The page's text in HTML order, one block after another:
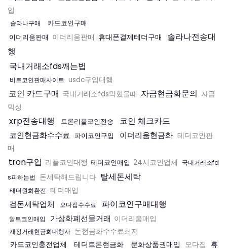
입
솔라나구매
카드코인구매
이더리움판매 이더리움판매 휴대폰결제테더구매
솔라나전송대
행
국내거래소fds깨는법
비트코인판매사이트 usdc구입대행
코인 카드구매 국내거래소fds막혔을때 자금현금화문의 자금
믹싱
xrp전송대행 트론리플코인전송 코인 체크카드
코인현금화수수료 파이코인구입 이더리움현금화 테더코인판
매
tron구입 리플코인대행 테더코인매입 24시코인업체
국내거래소fd
s피하는법 돈세탁해드립니다 탈세돈세탁
태더원화환전 테더매입
검돈세탁업체 오다집수수료 파이코인구매대행
알트코인매입 가상화폐선물거래 이더리움매입
재정거래현금화대행사 돈현금화수수료최저
카드코인충전업체 테더트론현금화 문화상품권매입 오다집
휴